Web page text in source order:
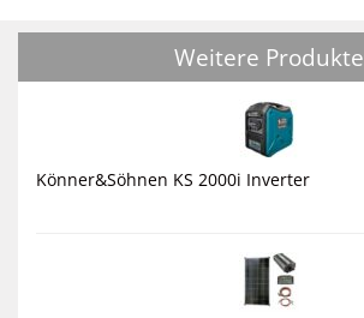
Weitere Produkte
Könner&Söhnen KS 2000i Inverter